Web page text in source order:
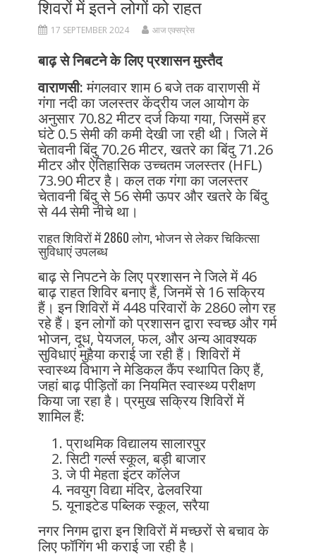
शिवरों में इतने लोगों को राहत
17 SEPTEMBER 2024 आज एक्सप्रेस
बाढ़ से निबटने के लिए प्रशासन मुस्तैद
वाराणसी:मंगलवार शाम 6 बजे तक वाराणसी में
गंगा नदी का जलस्तर केंद्रीय जल आयोग के
अनुसार 70.82 मीटर दर्ज किया गया, जिसमें हर
घंटे 0.5 सेमी की कमी देखी जा रही थी। जिले में
चेतावनी बिंदु 70.26 मीटर, खतरे का बिंदु 71.26
मीटर और ऐतिहासिक उच्चतम जलस्तर (HFL)
73.90 मीटर है। कल तक गंगा का जलस्तर
चेतावनी बिंदु से 56 सेमी ऊपर और खतरे के बिंदु
से 44 सेमी नीचे था।
राहत शिविरों में 2860 लोग, भोजन से लेकर चिकित्सा
सुविधाएं उपलब्ध
बाढ़ से निपटने के लिए प्रशासन ने जिले में 46
बाढ़ राहत शिविर बनाए हैं, जिनमें से 16 सक्रिय
हैं। इन शिविरों में 448 परिवारों के 2860 लोग रह
रहे हैं। इन लोगों को प्रशासन द्वारा स्वच्छ और गर्म
भोजन, दूध, पेयजल, फल, और अन्य आवश्यक
सुविधाएं मुहैया कराई जा रही हैं। शिविरों में
स्वास्थ्य विभाग ने मेडिकल कैंप स्थापित किए हैं,
जहां बाढ़ पीड़ितों का नियमित स्वास्थ्य परीक्षण
किया जा रहा है। प्रमुख सक्रिय शिविरों में
शामिल हैं:
प्राथमिक विद्यालय सालारपुर
सिटी गर्ल्स स्कूल, बड़ी बाजार
जे पी मेहता इंटर कॉलेज
नवयुग विद्या मंदिर, ढेलवरिया
यूनाइटेड पब्लिक स्कूल, सरैया
नगर निगम द्वारा इन शिविरों में मच्छरों से बचाव के
लिए फॉगिंग भी कराई जा रही है।